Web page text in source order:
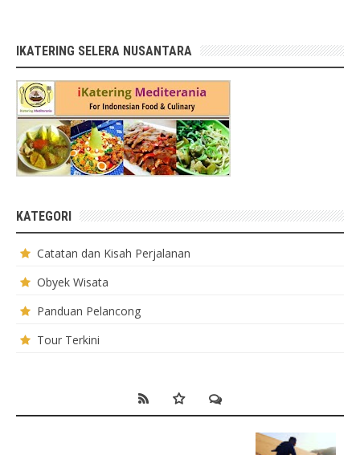
IKATERING SELERA NUSANTARA
KATEGORI
Catatan dan Kisah Perjalanan
Obyek Wisata
Panduan Pelancong
Tour Terkini